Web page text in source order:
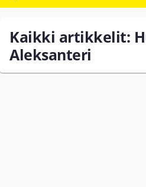
Kaikki artikkelit:
Aleksanteri